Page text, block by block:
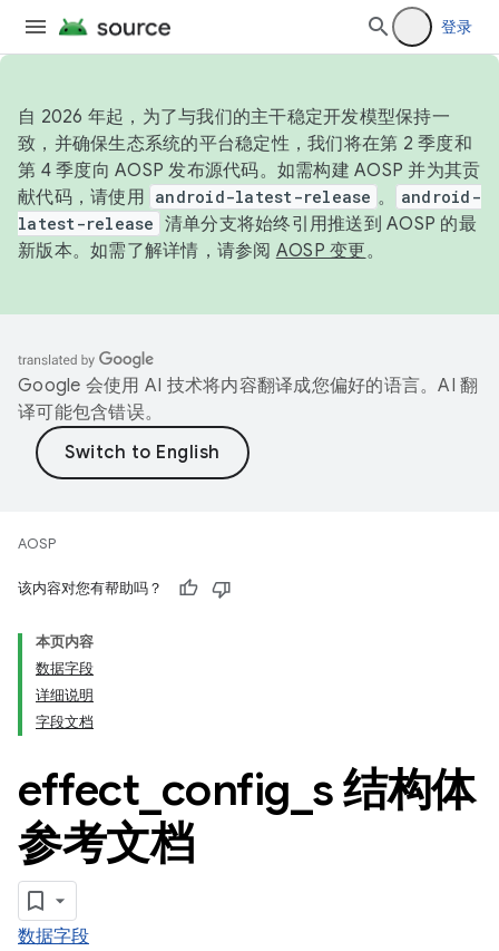
登录
自 2026 年起，为了与我们的主干稳定开发模型保持一
致，并确保生态系统的平台稳定性，我们将在第 2 季度和
第 4 季度向 AOSP 发布源代码。如需构建 AOSP 并为其贡
献代码，请使用 android-latest-release 。
android-
latest-release 清单分支将始终引用推送到 AOSP 的最
新版本。如需了解详情，请参阅 AOSP 变更。
Google 会使用 AI 技术将内容翻译成您偏好的语言。AI 翻
译可能包含错误。
AOSP
该内容对您有帮助吗？
本页内容
数据字段
详细说明
字段文档
effect config s 结构体
参考文档
数据字段